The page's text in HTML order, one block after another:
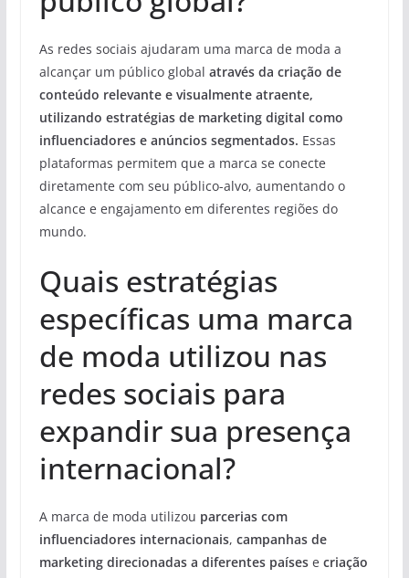
As redes sociais ajudaram uma marca de moda a
alcançar um público global através da criação de
conteúdo relevante e visualmente atraente,
utilizando estratégias de marketing digital como
influenciadores e anúncios segmentados. Essas
plataformas permitem que a marca se conecte
diretamente com seu público-alvo, aumentando o
alcance e engajamento em diferentes regiões do
mundo.
Quais estratégias
específicas uma marca
de moda utilizou nas
redes sociais para
expandir sua presença
internacional?
A marca de moda utilizou parcerias com
influenciadores internacionais, campanhas de
marketing direcionadas a diferentes paísese criação